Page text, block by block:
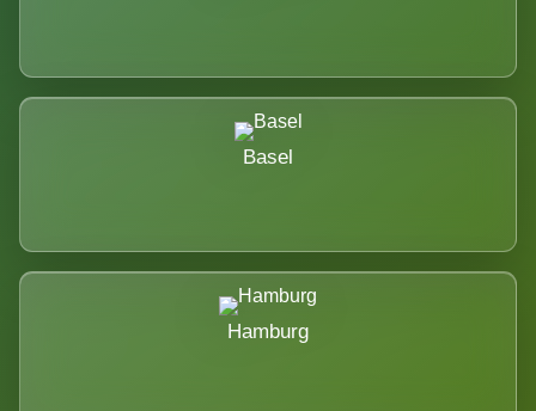
Basel
Hamburg